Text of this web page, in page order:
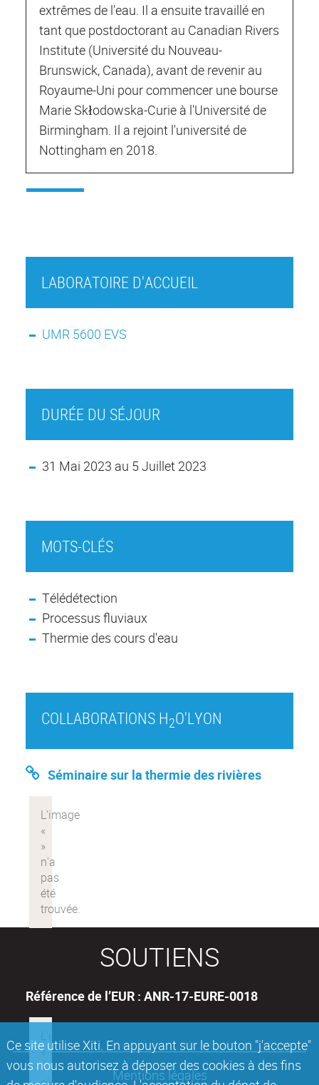
Ce site utilise Xiti. En appuyant sur le bouton "j'accepte"
vous nous autorisez à déposer des cookies à des fins
extrêmes de l'eau. Il a ensuite travaillé en
tant que postdoctorant au Canadian Rivers
Institute (Université du Nouveau-
Brunswick, Canada), avant de revenir au
Royaume-Uni pour commencer une bourse
Marie Skłodowska-Curie à l'Université de
Birmingham. Il a rejoint l'université de
Nottingham en 2018.
LABORATOIRE D'ACCUEIL
UMR 5600 EVS
DURÉE DU SÉJOUR
31 Mai 2023 au 5 Juillet 2023
MOTS-CLÉS
Télédétection
Processus fluviaux
Thermie des cours d'eau
COLLABORATIONS H2O'LYON
Séminaire sur la thermie des rivières
SOUTIENS
Référence de l’EUR : ANR-17-EURE-0018
Mentions légales